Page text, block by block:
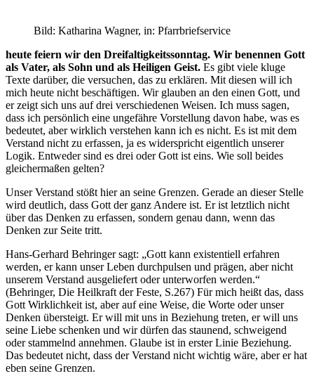
Bild: Katharina Wagner, in: Pfarrbriefservice
heute feiern wir den Dreifaltigkeitssonntag. Wir benennen Gott
als Vater, als Sohn und als Heiligen Geist. Es gibt viele kluge
Texte darüber, die versuchen, das zu erklären. Mit diesen will ich
mich heute nicht beschäftigen. Wir glauben an den einen Gott, und
er zeigt sich uns auf drei verschiedenen Weisen. Ich muss sagen,
dass ich persönlich eine ungefähre Vorstellung davon habe, was es
bedeutet, aber wirklich verstehen kann ich es nicht. Es ist mit dem
Verstand nicht zu erfassen, ja es widerspricht eigentlich unserer
Logik. Entweder sind es drei oder Gott ist eins. Wie soll beides
gleichermaßen gelten?
Unser Verstand stößt hier an seine Grenzen. Gerade an dieser Stelle
wird deutlich, dass Gott der ganz Andere ist. Er ist letztlich nicht
über das Denken zu erfassen, sondern genau dann, wenn das
Denken zur Seite tritt.
Hans-Gerhard Behringer sagt: „Gott kann existentiell erfahren
werden, er kann unser Leben durchpulsen und prägen, aber nicht
unserem Verstand ausgeliefert oder unterworfen werden.“
(Behringer, Die Heilkraft der Feste, S.267) Für mich heißt das, dass
Gott Wirklichkeit ist, aber auf eine Weise, die Worte oder unser
Denken übersteigt. Er will mit uns in Beziehung treten, er will uns
seine Liebe schenken und wir dürfen das staunend, schweigend
oder stammelnd annehmen. Glaube ist in erster Linie Beziehung.
Das bedeutet nicht, dass der Verstand nicht wichtig wäre, aber er hat
eben seine Grenzen.